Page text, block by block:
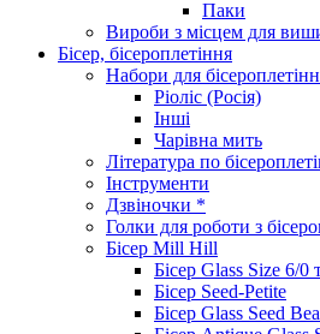
Паки
Вироби з місцем для
Бісер, бісероплетіння
Набори для
Ріоліс (Росія)
Інші
Чарівна мить
Література по
Інструменти
Дзвіночки *
Голки для роботи з
Бісер Mill Hill
Бісер Glass Size 6/0
Бісер Seed-Petite
Бісер Glass Seed